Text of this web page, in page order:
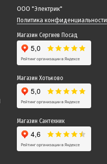
ООО "Электрик"
Политика конфиденциальности
Магазин Сергиев Посад
Магазин Хотьково
Магазин Сантехник